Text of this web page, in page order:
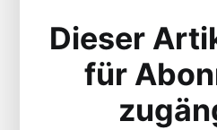
Dieser
für